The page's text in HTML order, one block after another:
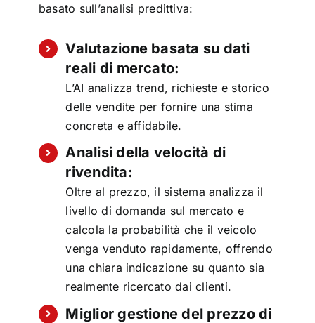
basato sull’analisi predittiva:
Valutazione basata su dati
reali di mercato:
L’AI analizza trend, richieste e storico
delle vendite per fornire una stima
concreta e affidabile.
Analisi della velocità di
rivendita:
Oltre al prezzo, il sistema analizza il
livello di domanda sul mercato e
calcola la probabilità che il veicolo
venga venduto rapidamente, offrendo
una chiara indicazione su quanto sia
realmente ricercato dai clienti.
Miglior gestione del prezzo di